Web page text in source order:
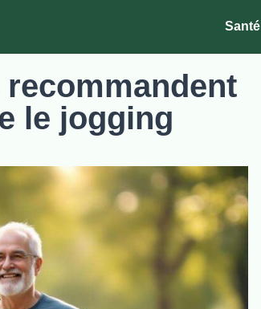
Santé
le jogging